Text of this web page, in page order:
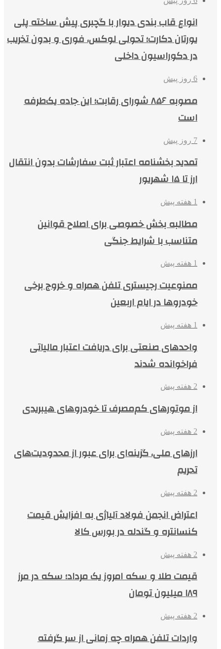
انواع قاب بندی دیوار با گچبری پیش ساخته پلی
یورتان دکارت؛ تحولی لوکس، فوری و بدون تخریب
در دکوراسیون داخلی
6 روز پیش
مصوبه ۸۵۶ شورای رقابت؛ این جاده یک‌طرفه
است
7 روز پیش
تمدید بخشنامه اعتبار ثبت سفارشات بدون انتقال
ارز تا ۱۵ شهریور
1 هفته پیش
مطالبه بخش خصوصی برای اصلاح قوانین
متناسب با شرایط جنگی
1 هفته پیش
ممنوعیت رجیستری تلفن همراه و خروج برخی
خودروها در ایام اربعین
1 هفته پیش
واحدهای صنعتی برای دریافت اعتبار مالیاتی
فراخوانده شدند
2 هفته پیش
از موتورهای کم‌مصرف تا خودروهای هیبریدی
2 هفته پیش
ارزهای ملی، گزینه‌ای برای عبور از محدودیت‌های
تحریم
2 هفته پیش
اعتراض انجمن فولاد آلیاژی به افزایش قیمت
کنسانتره و گندله در بورس کالا
2 هفته پیش
قیمت طلا و سکه امروز یک مرداد؛ سکه در مرز
۱۸۹ میلیون تومان
2 هفته پیش
واردات تلفن همراه چه زمانی از سر گرفته